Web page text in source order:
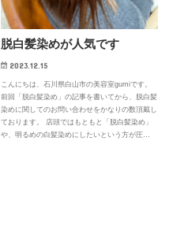
脱白髪染めが人気です
2023.12.15
こんにちは、石川県白山市の美容室gumiです。
前回「脱白髪染め」の記事を書いてから、脱白髪
染めに関してのお問い合わせをかなりの数頂戴し
ております。 店頭ではもともと「脱白髪染め」
や、明るめの白髪染めにしたいという方が圧…